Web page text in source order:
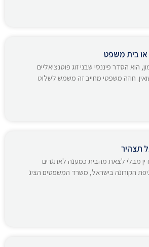
או בית משפט
הוא הסדר פיננסי שבני זוג פוטנציאליים
חוזה משפטי מחייב זה משמש לשלוט
תצהיר
מבלי לצאת מהבית כמענה לאתגרים
הקורונה בישראל, משרד המשפטים הציג